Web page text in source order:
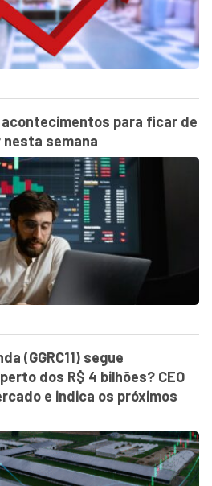
para ficar de
semana
(GGRC11) segue
dos R$ 4 bilhões? CEO
e indica os próximos